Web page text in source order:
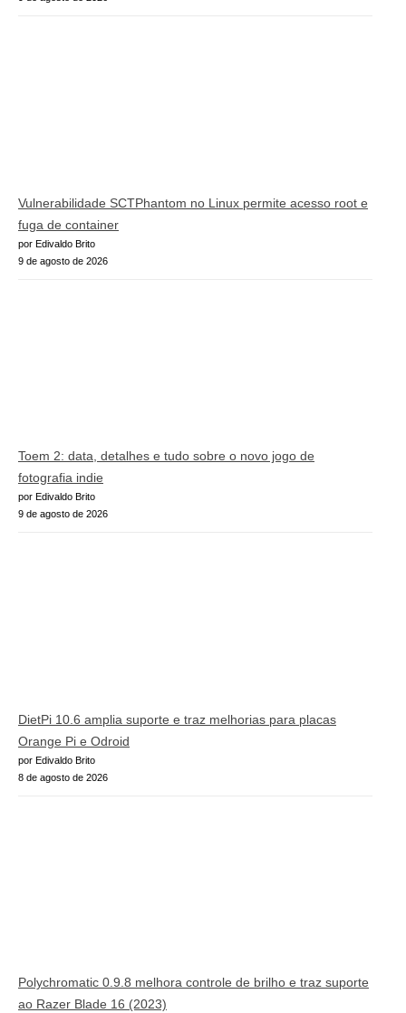
Vulnerabilidade SCTPhantom no Linux permite acesso root e
fuga de container
por Edivaldo Brito
9 de agosto de 2026
Toem 2: data, detalhes e tudo sobre o novo jogo de
fotografia indie
por Edivaldo Brito
9 de agosto de 2026
DietPi 10.6 amplia suporte e traz melhorias para placas
Orange Pi e Odroid
por Edivaldo Brito
8 de agosto de 2026
Polychromatic 0.9.8 melhora controle de brilho e traz suporte
ao Razer Blade 16 (2023)